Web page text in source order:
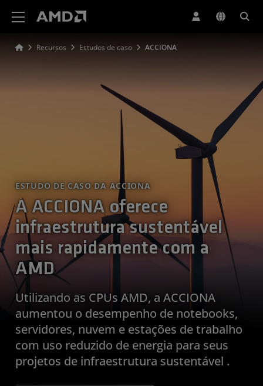
Recursos Estudos de caso ACCIONA
ESTUDO DE CASO DA ACCIONA
A ACCIONA oferece
infraestrutura sustentável
mais rapidamente com a
AMD
Utilizando as CPUs AMD, a ACCIONA
aumentou o desempenho de notebooks,
servidores, nuvem e estações de trabalho
com uso reduzido de energia para seus
projetos de infraestrutura sustentável .